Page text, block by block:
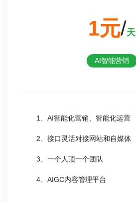
1元/天
AI智能营销
1、AI智能化营销、智能化运营
2、接口灵活对接网站和自媒体
3、一个人顶一个团队
4、AIGC内容管理平台